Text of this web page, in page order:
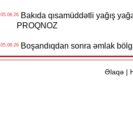
05.08.26Bakıda qısamüddətli yağış
PROQNOZ
05.08.26Boşandıqdan sonra əmlak
Əlaqə|